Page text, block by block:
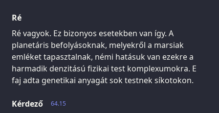
Ré
Ré vagyok. Ez bizonyos esetekben van így. A
planetáris befolyásoknak, melyekről a marsiak
emléket tapasztalnak, némi hatásuk van ezekre a
harmadik denzitású fizikai test komplexumokra. E
faj adta genetikai anyagát sok testnek síkotokon.
64.15
Kérdező